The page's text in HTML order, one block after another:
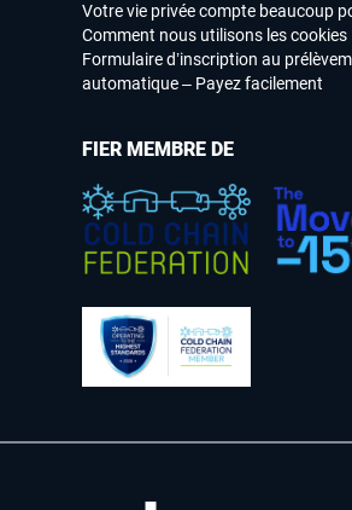
Votre vie privée compte beaucoup
Comment nous utilisons les cookies
Formulaire d’inscription au
automatique – Payez facilement
FIER MEMBRE DE